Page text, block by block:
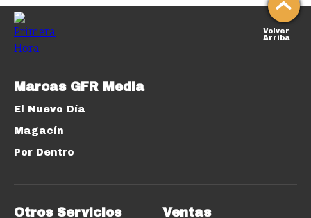
Volver
Arriba
Marcas GFR Media
El Nuevo Día
Magacín
Por Dentro
Otros Servicios Ventas